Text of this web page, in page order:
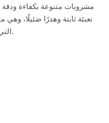
مشروبات متنوعة بكفاءة
تعبئة ثابتة وهدرًا ضئيلًا،
التي تتطلب أداءً موثوقًا وصيانة منخفضة.